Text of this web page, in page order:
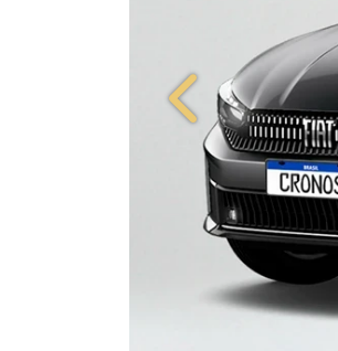
Anterior